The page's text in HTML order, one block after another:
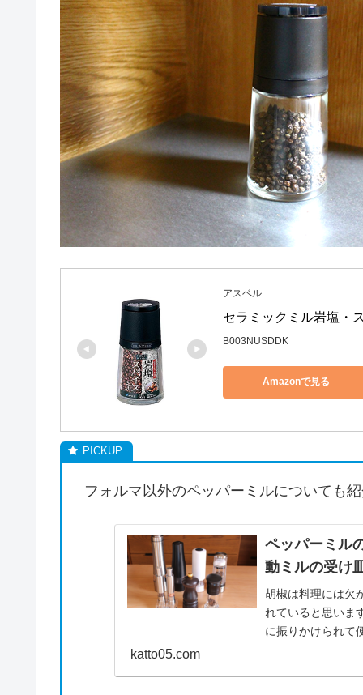
アスベル
セラミックミル岩塩・
B003NUSDDK
Amazonで見る
フォルマ以外のペッパーミルについても
ペッパーミル
動ミルの受け
胡椒は料理には欠
れていると思いま
に振りかけられて
katto05.com